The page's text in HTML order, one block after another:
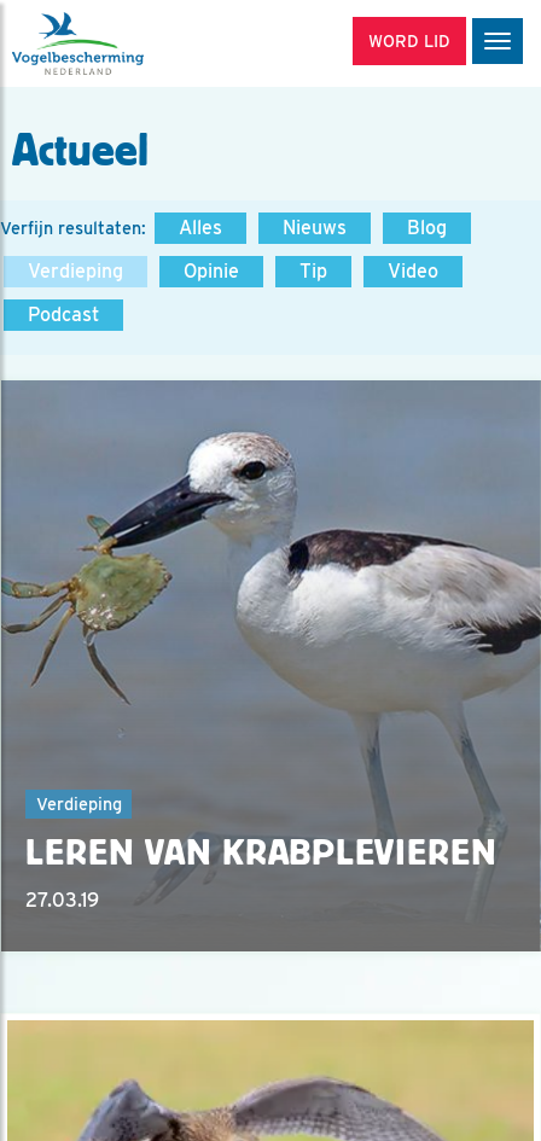
WORD LID
Actueel
Verfijn resultaten: Alles Nieuws
Blog
Verdieping
Opinie Tip
Video
Podcast
Verdieping
LEREN VAN KRABPLEVIEREN
27.03.19